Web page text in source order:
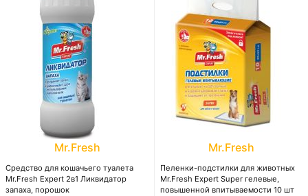
Mr.Fresh
Средство для кошачьего туалета
Mr.Fresh Expert 2в1 Ликвидатор
запаха, порошок
Mr.Fresh
Пеленки-подстилки для животных
Mr.Fresh Expert Super гелевые,
повышенной впитываемости 10 шт